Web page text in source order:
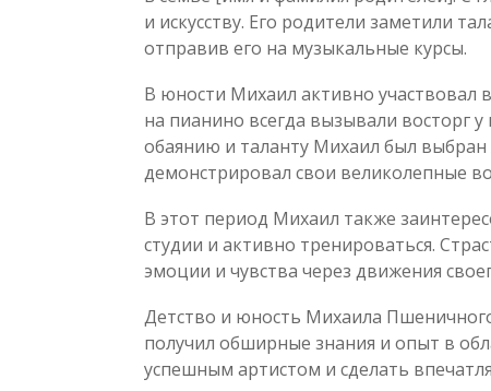
и искусству. Его родители заметили
отправив его на музыкальные курсы.
В юности Михаил активно участвовал
на пианино всегда вызывали восторг
обаянию и таланту Михаил был
демонстрировал свои великолепные
В этот период Михаил также
студии и активно тренироваться.
эмоции и чувства через движения
Детство и юность Михаила
получил обширные знания и опыт в
успешным артистом и сделать